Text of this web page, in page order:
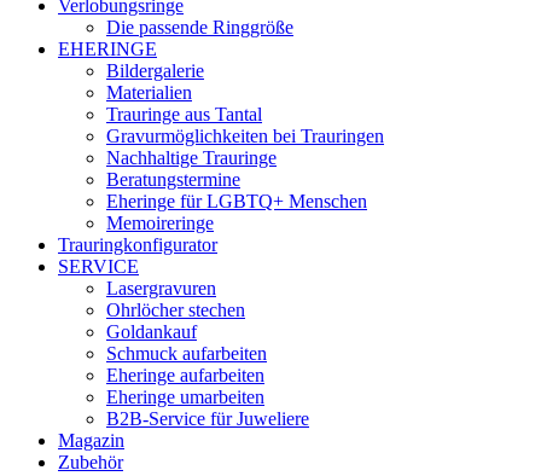
Verlobungsringe
Die passende Ringgröße
EHERINGE
Bildergalerie
Materialien
Trauringe aus Tantal
Gravurmöglichkeiten bei Trauringen
Nachhaltige Trauringe
Beratungstermine
Eheringe für LGBTQ+ Menschen
Memoireringe
Trauringkonfigurator
SERVICE
Lasergravuren
Ohrlöcher stechen
Goldankauf
Schmuck aufarbeiten
Eheringe aufarbeiten
Eheringe umarbeiten
B2B-Service für Juweliere
Magazin
Zubehör